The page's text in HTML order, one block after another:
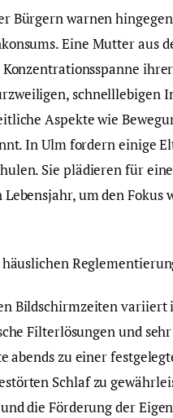
Bürgern warnen
Eine Mutter aus
schnelllebigen
Aspekte wie
In Ulm fordern einige
Sie plädieren für
um den Fokus
Bildschirmzeiten variiert
Filterlösungen und
abends zu einer
Schlaf zu
die Förderung der